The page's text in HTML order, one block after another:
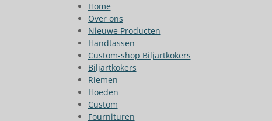
Home
Over ons
Nieuwe Producten
Handtassen
Custom-shop Biljartkokers
Biljartkokers
Riemen
Hoeden
Custom
Fournituren